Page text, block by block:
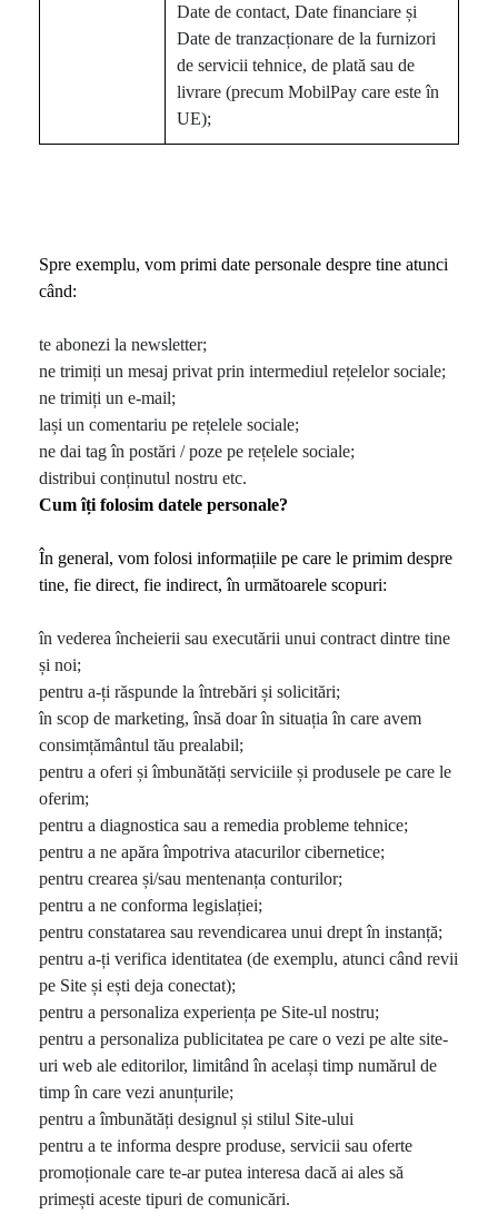
Date de contact, Date financiare și
Date de tranzacționare de la furnizori
de servicii tehnice, de plată sau de
livrare (precum MobilPay care este în
UE);
Spre exemplu, vom primi date personale despre tine atunci
când:
te abonezi la newsletter;
ne trimiți un mesaj privat prin intermediul rețelelor sociale;
ne trimiți un e-mail;
lași un comentariu pe rețelele sociale;
ne dai tag în postări / poze pe rețelele sociale;
distribui conținutul nostru etc.
Cum îți folosim datele personale?
În general, vom folosi informațiile pe care le primim despre
tine, fie direct, fie indirect, în următoarele scopuri:
în vederea încheierii sau executării unui contract dintre tine
și noi;
pentru a-ți răspunde la întrebări și solicitări;
în scop de marketing, însă doar în situația în care avem
consimțământul tău prealabil;
pentru a oferi și îmbunătăți serviciile și produsele pe care le
oferim;
pentru a diagnostica sau a remedia probleme tehnice;
pentru a ne apăra împotriva atacurilor cibernetice;
pentru crearea și/sau mentenanța conturilor;
pentru a ne conforma legislației;
pentru constatarea sau revendicarea unui drept în instanță;
pentru a-ți verifica identitatea (de exemplu, atunci când revii
pe Site și ești deja conectat);
pentru a personaliza experiența pe Site-ul nostru;
pentru a personaliza publicitatea pe care o vezi pe alte site-
uri web ale editorilor, limitând în același timp numărul de
timp în care vezi anunțurile;
pentru a îmbunătăți designul și stilul Site-ului
pentru a te informa despre produse, servicii sau oferte
promoționale care te-ar putea interesa dacă ai ales să
primești aceste tipuri de comunicări.